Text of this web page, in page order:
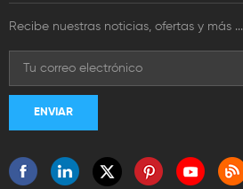
Recibe nuestras noticias, ofertas y más ...